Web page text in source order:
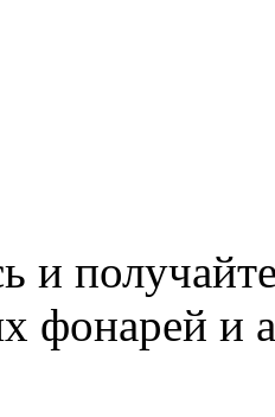
и
фонарей и